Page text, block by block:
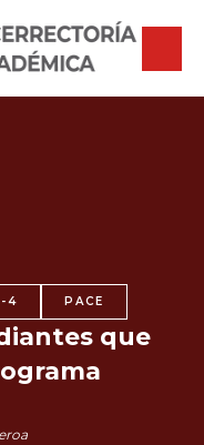
4 PACE
que